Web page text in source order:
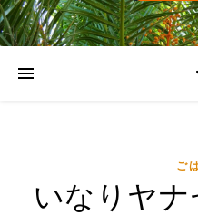
ご
いなりヤナ